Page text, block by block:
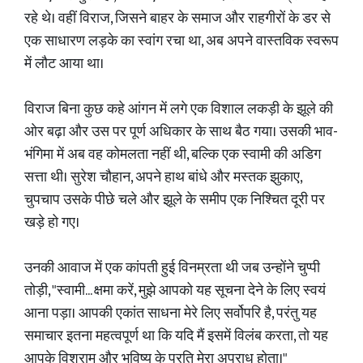
रहे थे। वहीं विराज, जिसने बाहर के समाज और राहगीरों के डर से
एक साधारण लड़के का स्वांग रचा था, अब अपने वास्तविक स्वरूप
में लौट आया था।
विराज बिना कुछ कहे आंगन में लगे एक विशाल लकड़ी के झूले की
ओर बढ़ा और उस पर पूर्ण अधिकार के साथ बैठ गया। उसकी भाव-
भंगिमा में अब वह कोमलता नहीं थी, बल्कि एक स्वामी की अडिग
सत्ता थी। सुरेश चौहान, अपने हाथ बांधे और मस्तक झुकाए,
चुपचाप उसके पीछे चले और झूले के समीप एक निश्चित दूरी पर
खड़े हो गए।
उनकी आवाज में एक कांपती हुई विनम्रता थी जब उन्होंने चुप्पी
तोड़ी, "स्वामी... क्षमा करें, मुझे आपको यह सूचना देने के लिए स्वयं
आना पड़ा। आपकी एकांत साधना मेरे लिए सर्वोपरि है, परंतु यह
समाचार इतना महत्वपूर्ण था कि यदि मैं इसमें विलंब करता, तो यह